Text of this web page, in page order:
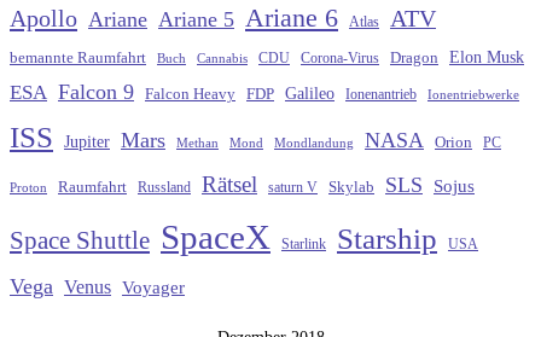
Apollo Ariane Ariane 5 Ariane 6 Atlas ATV
bemannte Raumfahrt Buch Cannabis CDU Corona-Virus Dragon Elon Musk
ESA Falcon 9 Falcon Heavy FDP Galileo Ionenantrieb Ionentriebwerke
ISS Jupiter Mars Methan Mond Mondlandung NASA Orion PC
Proton Raumfahrt Russland Rätsel saturn V Skylab SLS Sojus
Space Shuttle SpaceX Starlink Starship USA
Vega Venus Voyager